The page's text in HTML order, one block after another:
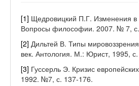
[1] Щедровицкий П.Г. Изменения
Вопросы философии. 2007. № 7,
[2] Дильтей В. Типы
век. Антология. М.: Юрист, 1995,
[3] Гуссерль Э. Кризис
1992. №7, с. 137-176.